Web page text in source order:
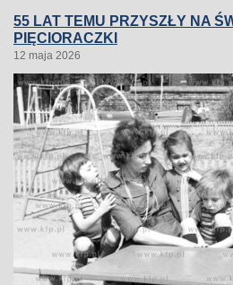
55 LAT TEMU PRZYSZŁY NA
PIĘCIORACZKI
12 maja 2026